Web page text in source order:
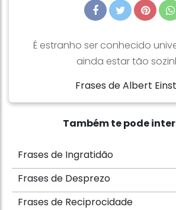
É estranho ser conhecido
ainda estar tão
Frases de Albert
Também te pode
Frases de Ingratidão
Frases de Desprezo
Frases de Reciprocidade